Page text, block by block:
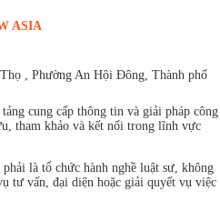
ASIA
, Phường An Hội Đông, Thành phố
cung cấp thông tin và giải pháp công
tham khảo và kết nối trong lĩnh vực
là tổ chức hành nghề luật sư, không
tư vấn, đại diện hoặc giải quyết vụ việc